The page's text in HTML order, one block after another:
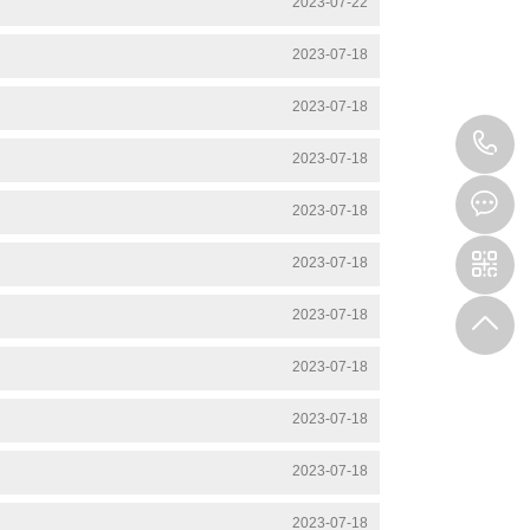
2023-07-18
2023-07-18
2023-07-18
2023-07-18
2023-07-18
2023-07-18
2023-07-18
2023-07-18
2023-07-18
2023-07-18
0
5
1
0